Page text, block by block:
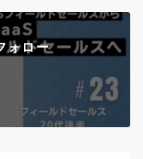
ォロー